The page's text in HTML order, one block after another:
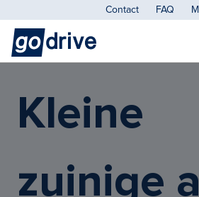
Contact FAQ
Kleine
zuinige